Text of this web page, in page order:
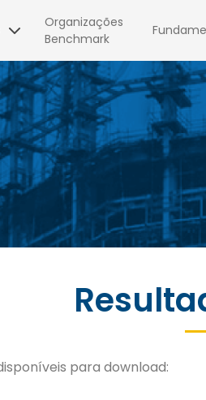
Organizações
Benchmark
Modelo
Áreas de
O que é
para download: